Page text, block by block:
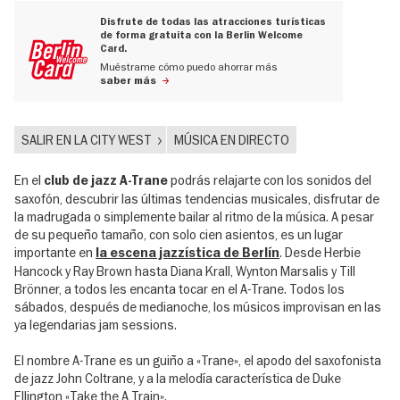
Disfrute de todas las atracciones turísticas
de forma gratuita con la Berlin Welcome
Card.
Muéstrame cómo puedo ahorrar más
saber más
SALIR EN LA CITY WEST MÚSICA EN DIRECTO
En el club de jazz A-Tranepodrás relajarte con los sonidos del
saxofón, descubrir las últimas tendencias musicales, disfrutar de
la madrugada o simplemente bailar al ritmo de la música. A pesar
de su pequeño tamaño, con solo cien asientos, es un lugar
importante en la escena jazzística de Berlín. Desde Herbie
Hancock y Ray Brown hasta Diana Krall, Wynton Marsalis y Till
Brönner, a todos les encanta tocar en el A-Trane. Todos los
sábados, después de medianoche, los músicos improvisan en las
ya legendarias jam sessions.
El nombre A-Trane es un guiño a «Trane», el apodo del saxofonista
de jazz John Coltrane, y a la melodía característica de Duke
Ellington «Take the A Train».